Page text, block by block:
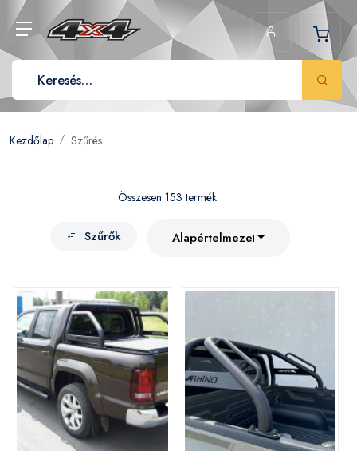
Kezdőlap Szűrés
Összesen 153 termék
Szűrők Alapértelmezett